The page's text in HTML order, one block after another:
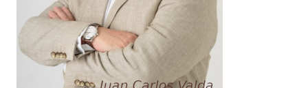
Este sitio esta protegido por
reCAPTCHA y laPolítica de
privacidady losTérminos del servicio
de Google se aplican.